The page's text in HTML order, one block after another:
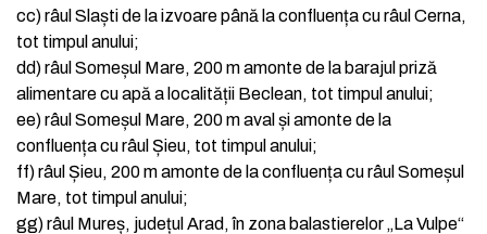
cc)râul Slaști de la izvoare până la confluența cu râul Cerna,
tot timpul anului;
dd)râul Someșul Mare, 200 m amonte de la barajul priză
alimentare cu apă a localității Beclean, tot timpul anului;
ee)râul Someșul Mare, 200 m aval și amonte de la
confluența cu râul Șieu, tot timpul anului;
ff)râul Șieu, 200 m amonte de la confluența cu râul Someșul
Mare, tot timpul anului;
gg)râul Mureș, județul Arad, în zona balastierelor „La Vulpe“